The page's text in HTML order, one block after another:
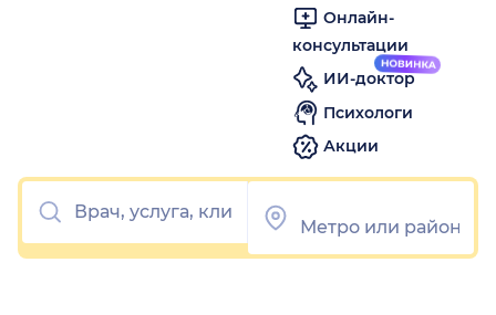
Онлайн-
консультации
ИИ-доктор
Психологи
Акции